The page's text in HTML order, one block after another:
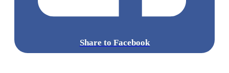
Share to Facebook